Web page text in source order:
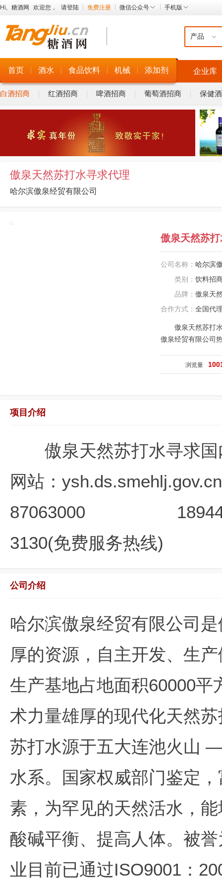
Hi, 糖酒网 欢迎您， 请登陆 免费注册 微信公众号 手机版
首页 酒水 食品饮料 机械 添加剂 企业库
白酒招商 红酒招商 啤酒招商 葡萄酒招商 保健
傲泉天然苏打水寻求代理
哈尔滨傲泉经贸有限公司
傲泉天然苏
公司名称： 哈尔滨
类别： 饮料招
品牌： 傲泉天
合作方式： 全国代
傲泉天然苏打
傲泉经贸有限公司
浏览量
项目介绍
傲泉天然苏打水寻求
网站：
87063000
3130(免费服务热线
公司介绍
哈尔滨傲泉经贸有限公司
厚的资源，自主开发、生
生产基地占地面积60000
术力量雄厚的现代化天然
苏打水源于五大连池火山
水系。国家权威部门鉴定
素，为罕见的天然活水，
酸碱平衡、提高人体。
业目前已通过ISO9001：